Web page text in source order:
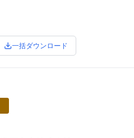
一括ダウンロード